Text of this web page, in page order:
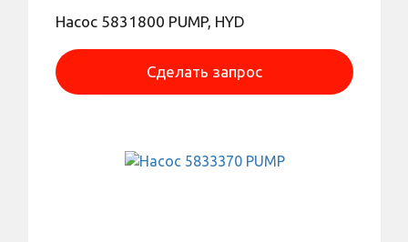
Насос 5831800 PUMP, HYD
Сделать запрос